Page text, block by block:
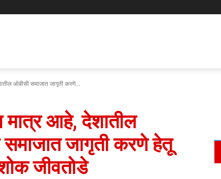
ओबीसी समाजात जागृती करणे...
मात्र आहे, देशातील
समाजात जागृती करणे हेतू
जीवतोडे